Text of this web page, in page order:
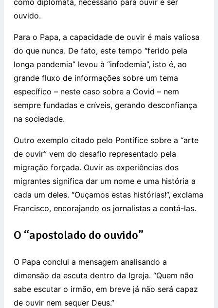
ouvido.
Para o Papa, a capacidade de ouvir é mais valiosa
do que nunca. De fato, este tempo “ferido pela
longa pandemia” levou à “infodemia”, isto é, ao
grande fluxo de informações sobre um tema
específico – neste caso sobre a Covid – nem
sempre fundadas e críveis, gerando desconfiança
na sociedade.
Outro exemplo citado pelo Pontífice sobre a “arte
de ouvir” vem do desafio representado pela
migração forçada. Ouvir as experiências dos
migrantes significa dar um nome e uma história a
cada um deles. “Ouçamos estas histórias!”, exclama
Francisco, encorajando os jornalistas a contá-las.
O “apostolado do ouvido”
O Papa conclui a mensagem analisando a
dimensão da escuta dentro da Igreja. “Quem não
sabe escutar o irmão, em breve já não será capaz
de ouvir nem sequer Deus.”